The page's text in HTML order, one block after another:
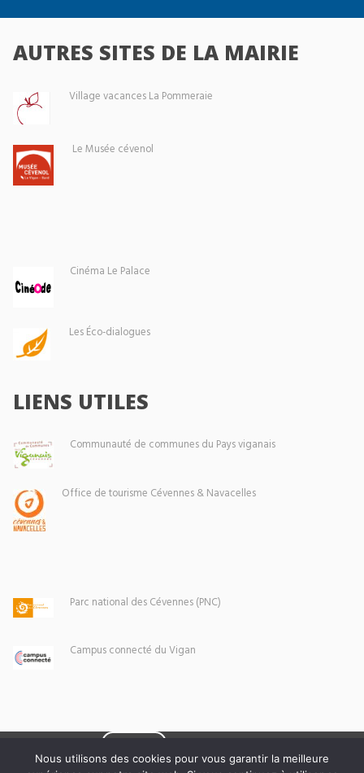
AUTRES SITES DE LA MAIRIE
Village vacances La Pommeraie
Le Musée cévenol
Cinéma Le Palace
Les Éco-dialogues
LIENS UTILES
Communauté de communes du Pays viganais
Office de tourisme Cévennes & Navacelles
Parc national des Cévennes (PNC)
Campus connecté du Vigan
Nous utilisons des cookies pour vous garantir la meilleure